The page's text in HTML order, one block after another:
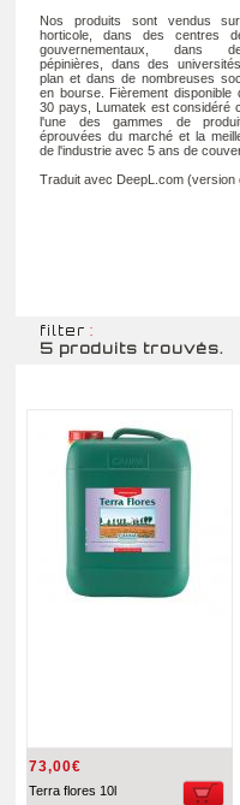
Nos produits sont vendus
horticole, dans des centres
gouvernementaux, dans
pépinières, dans des
plan et dans de nombreuses
en bourse. Fièrement disponible
30 pays, Lumatek est considéré
l'une des gammes de
éprouvées du marché et la
de l'industrie avec 5 ans de
Traduit avec DeepL.com (version
filter :
5 produits trouvés.
73,00€
Terra flores 10l